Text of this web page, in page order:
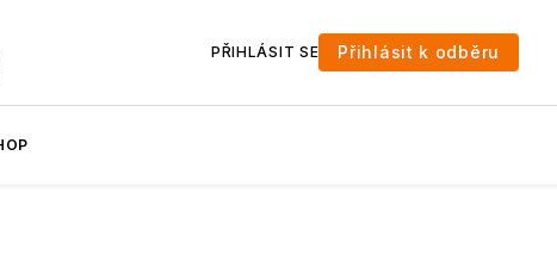
PŘIHLÁSIT SE Přihlásit k odběru